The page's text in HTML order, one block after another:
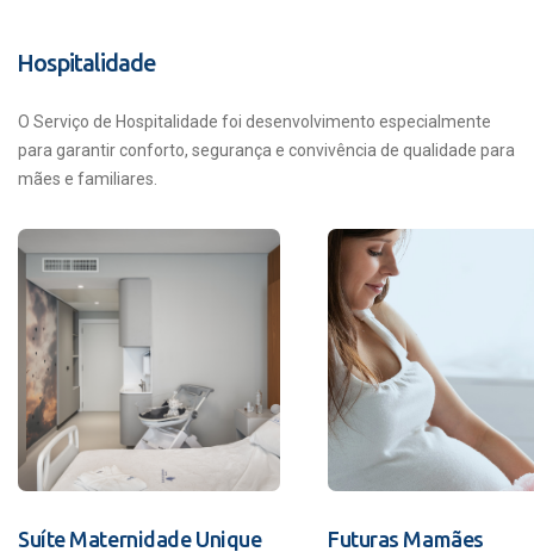
Hospitalidade
O Serviço de Hospitalidade foi desenvolvimento especialmente
para garantir conforto, segurança e convivência de qualidade para
mães e familiares.
Suíte Maternidade Unique Futuras Mamães